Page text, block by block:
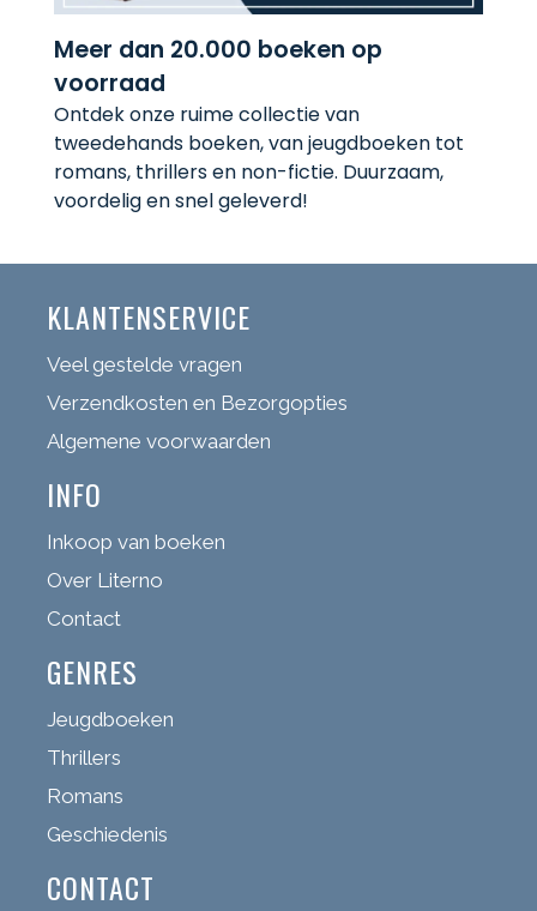
Meer dan 20.000 boeken op
voorraad
Ontdek onze ruime collectie van
tweedehands boeken, van jeugdboeken tot
romans, thrillers en non-fictie. Duurzaam,
voordelig en snel geleverd!
KLANTENSERVICE
Veel gestelde vragen
Verzendkosten en Bezorgopties
Algemene voorwaarden
INFO
Inkoop van boeken
Over Literno
Contact
GENRES
Jeugdboeken
Thrillers
Romans
Geschiedenis
CONTACT